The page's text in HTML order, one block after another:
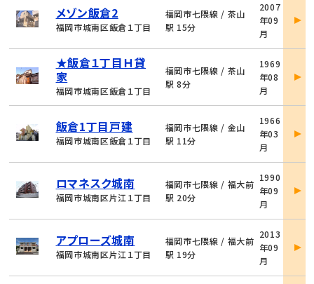
メゾン飯倉2
福岡市城南区飯倉１丁目
福岡市七隈線 / 茶山
駅 15分
2007
年09
月
詳
★飯倉１丁目Ｈ貸
家
福岡市城南区飯倉１丁目
福岡市七隈線 / 茶山
駅 8分
1969
年08
月
詳
飯倉1丁目戸建
福岡市城南区飯倉１丁目
福岡市七隈線 / 金山
駅 11分
1966
年03
月
詳
ロマネスク城南
福岡市城南区片江１丁目
福岡市七隈線 / 福大前
駅 20分
1990
年09
月
詳
アプローズ城南
福岡市城南区片江１丁目
福岡市七隈線 / 福大前
駅 19分
2013
年09
月
詳